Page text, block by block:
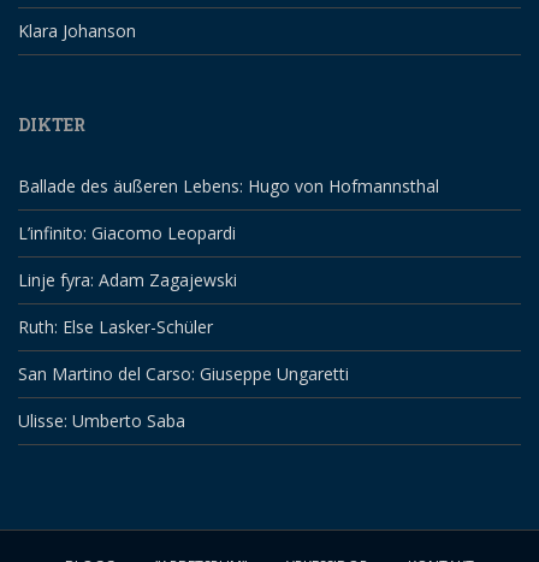
Klara Johanson
DIKTER
Ballade des äußeren Lebens: Hugo von Hofmannsthal
L’infinito: Giacomo Leopardi
Linje fyra: Adam Zagajewski
Ruth: Else Lasker-Schüler
San Martino del Carso: Giuseppe Ungaretti
Ulisse: Umberto Saba